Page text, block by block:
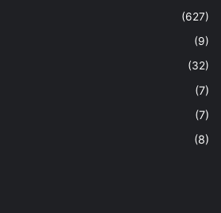
(627)
(9)
(32)
(7)
(7)
(8)